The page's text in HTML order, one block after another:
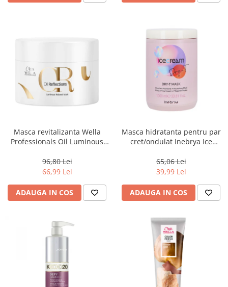
Masca revitalizanta Wella
Professionals Oil Luminous
96,80 Lei
66,99 Lei
ADAUGA IN COS
Masca hidratanta pentru par
cret/ondulat Inebrya Ice
65,06 Lei
39,99 Lei
ADAUGA IN COS